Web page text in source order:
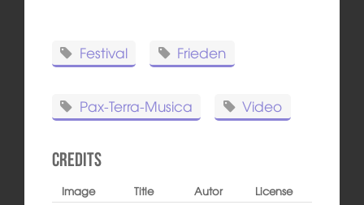
Festival Frieden
Pax-Terra-Musica Video
Credits
Image Title Autor
License